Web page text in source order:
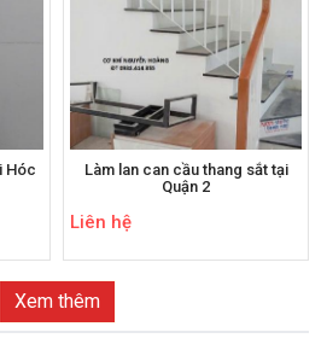
Hóc
Làm lan can cầu thang sắt tại
Quận 2
Liên hệ
Xem thêm